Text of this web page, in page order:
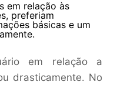
em relação às
preferiam
básicas e um
em relação a
drasticamente. No